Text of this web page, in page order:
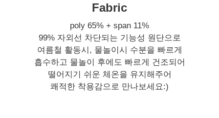
Fabric
poly 65% + span 11%
99% 자외선 차단되는 기능성 원단으로
여름철 활동시, 물놀이시 수분을 빠르게
흡수하고 물놀이 후에도 빠르게 건조되어
떨어지기 쉬운 체온을 유지해주어
쾌적한 착용감으로 만나보세요:)